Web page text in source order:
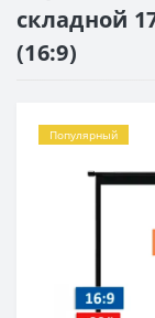
складной
(16:9)
Популярный